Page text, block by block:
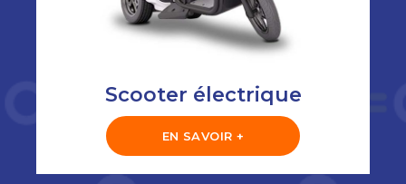
Scooter électrique
EN SAVOIR +